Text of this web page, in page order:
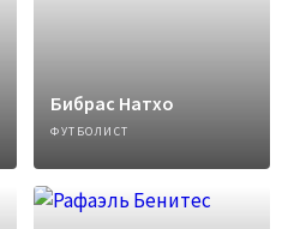
Бибрас Натхо
ФУТБОЛИСТ